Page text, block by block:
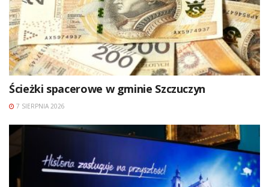
Ścieżki spacerowe w gminie Szczuczyn
7 SIERPNIA 2026